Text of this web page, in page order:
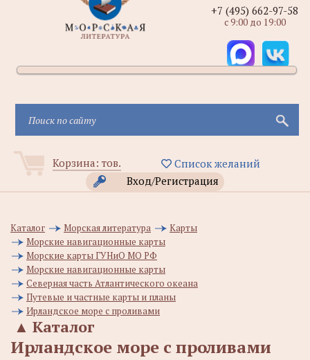
Корзина: тов.
Список желаний
Вход/Регистрация
+7 (495) 662-97-58
с 9:00 до 19:00
Каталог Морская литература
Карты
Морские навигационные карты
Морские карты ГУНиО МО РФ
Морские навигационные карты
Северная часть Атлантического океана
Путевые и частные карты и планы
Ирландское море с проливами
Каталог
▲
Ирландское море с проливами